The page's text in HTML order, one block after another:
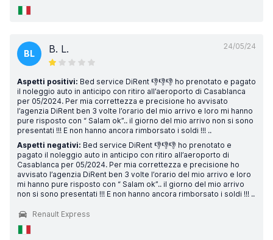
24/05/24
BL B. L.
Aspetti positivi: Bed service DiRent 👎👎👎 ho prenotato e pagato
il noleggio auto in anticipo con ritiro all’aeroporto di Casablanca
per 05/2024. Per mia correttezza e precisione ho avvisato
l’agenzia DiRent ben 3 volte l’orario del mio arrivo e loro mi hanno
pure risposto con “ Salam ok”.. il giorno del mio arrivo non si sono
presentati !!! E non hanno ancora rimborsato i soldi !!! ..
Aspetti negativi: Bed service DiRent 👎👎👎 ho prenotato e
pagato il noleggio auto in anticipo con ritiro all’aeroporto di
Casablanca per 05/2024. Per mia correttezza e precisione ho
avvisato l’agenzia DiRent ben 3 volte l’orario del mio arrivo e loro
mi hanno pure risposto con “ Salam ok”.. il giorno del mio arrivo
non si sono presentati !!! E non hanno ancora rimborsato i soldi !!! ..
Renault Express